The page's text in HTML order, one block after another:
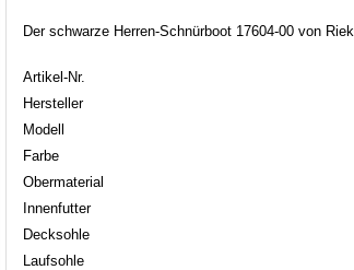
Der schwarze Herren-Schnürboot 17604-00 von
Artikel-Nr.
Hersteller
Modell
Farbe
Obermaterial
Innenfutter
Decksohle
Laufsohle